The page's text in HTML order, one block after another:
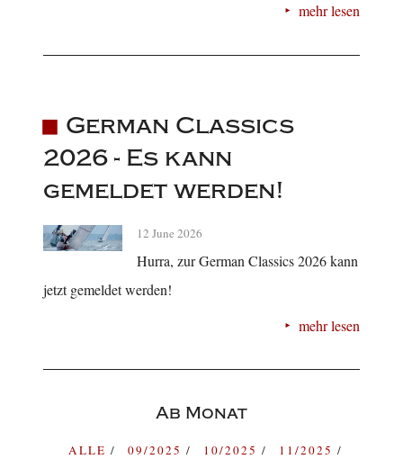
mehr lesen
German Classics
2026 - Es kann
gemeldet werden!
12 June 2026
Hurra, zur German Classics 2026 kann
jetzt gemeldet werden!
mehr lesen
Ab Monat
ALLE 09/2025 10/2025
11/2025